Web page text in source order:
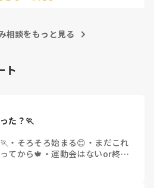
困ってることない？」と具体的に声
確認の時間を取る」などルール化し
やすくなりますよ。一人で抱え込ま
相談をもっと見る
ト
た？🏃
・ そろそろ始まる😊 ・ まだこれ
てから🍁 ・運動会はないor終わ